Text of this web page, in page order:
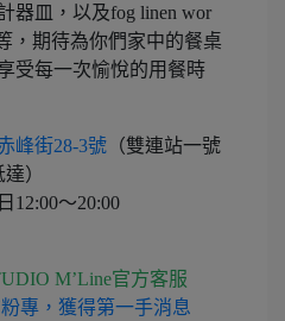
器皿，以及​fog linen wor
，期待為你們家中的餐桌
受每一次愉悅的用餐時
峰街28-3號 （雙連站一號
）
12:00～20:00
M’Line官方客服
專，獲得第一手消息